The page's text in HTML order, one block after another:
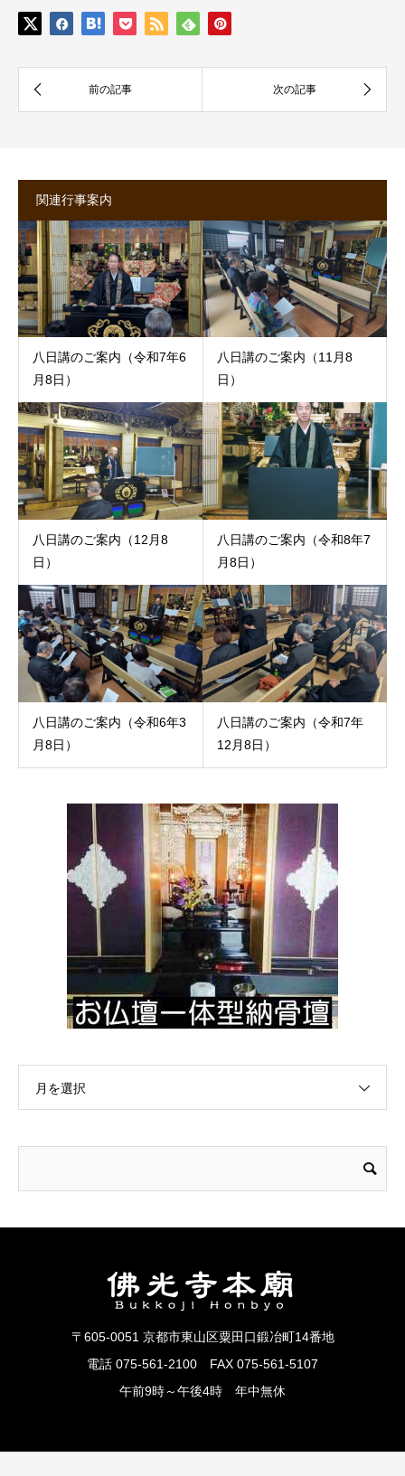
関連行事案内
八日講のご案内（令和7年6
月8日）
八日講のご案内（11月8
日）
八日講のご案内（12月8
日）
八日講のご案内（令和8年7
月8日）
八日講のご案内（令和6年3
月8日）
八日講のご案内（令和7年
12月8日）
月を選択
〒605-0051 京都市東山区粟田口鍛冶町14番地
電話 075-561-2100 FAX 075-561-5107
午前9時～午後4時 年中無休